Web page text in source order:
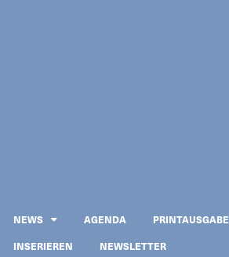
NEWS AGENDA PRINTAUSGABE
INSERIEREN
NEWSLETTER